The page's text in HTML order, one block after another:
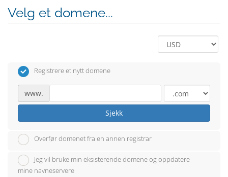
Velg et domene...
Registrere et nytt domene
www.
Sjekk
Overfør domenet fra en annen registrar
Jeg vil bruke min eksisterende domene og oppdatere
mine navneservere